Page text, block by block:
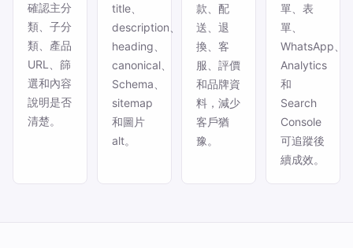
確認主分
類、子分
類、產品
URL、篩
選和內容
說明是否
清楚。
title、
description、
heading、
canonical、
Schema、
sitemap
和圖片
alt。
款、配
送、退
換、客
服、評價
和品牌資
料，減少
客戶猶
豫。
單、表
單、
WhatsApp、
Analytics
和
Search
Console
可追蹤後
續成效。